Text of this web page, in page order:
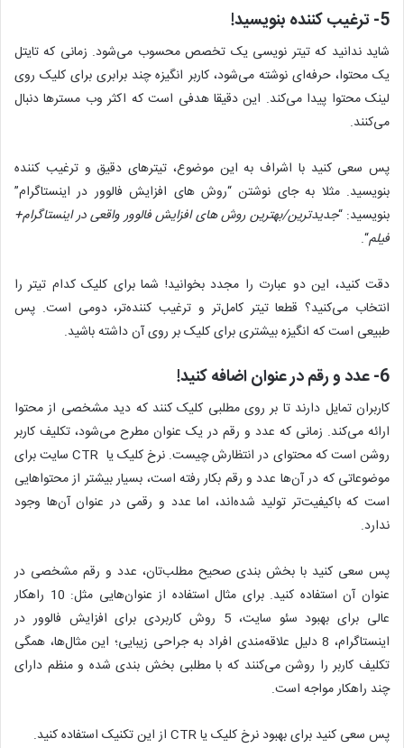
5- ترغیب کننده بنویسید!
شاید ندانید که تیتر نویسی یک تخصص محسوب می‌شود. زمانی که تایتل
یک محتوا، حرفه‌ای نوشته می‌شود، کاربر انگیزه چند برابری برای کلیک روی
لینک محتوا پیدا می‌کند. این دقیقا هدفی است که اکثر وب مسترها دنبال
می‌کنند.
پس سعی کنید با اشراف به این موضوع، تیترهای دقیق و ترغیب کننده
بنویسید. مثلا به جای نوشتن “روش های افزایش فالوور در اینستاگرام”
بنویسید: “جدیدترین/بهترین روش های افزایش فالوور واقعی در اینستاگرام+
فیلم“.
دقت کنید، این دو عبارت را مجدد بخوانید! شما برای کلیک کدام تیتر را
انتخاب می‌کنید؟ قطعا تیتر کامل‌تر و ترغیب کننده‌تر، دومی است. پس
طبیعی است که انگیزه بیشتری برای کلیک بر روی آن داشته باشید.
6- عدد و رقم در عنوان اضافه کنید!
کاربران تمایل دارند تا بر روی مطلبی کلیک کنند که دید مشخصی از محتوا
ارائه می‌کند. زمانی که عدد و رقم در یک عنوان مطرح می‌شود، تکلیف کاربر
روشن است که محتوای در انتظارش چیست. نرخ کلیک یا CTR سایت برای
موضوعاتی که در آن‌ها عدد و رقم بکار رفته است، بسیار بیشتر از محتواهایی
است که باکیفیت‌تر تولید شده‌اند، اما عدد و رقمی در عنوان آن‌ها وجود
ندارد.
پس سعی کنید با بخش بندی صحیح مطلب‌تان، عدد و رقم مشخصی در
عنوان آن استفاده کنید. برای مثال استفاده از عنوان‌هایی مثل: 10 راهکار
عالی برای بهبود سئو سایت، 5 روش کاربردی برای افزایش فالوور در
اینستاگرام، 8 دلیل علاقه‌مندی افراد به جراحی زیبایی؛ این مثال‌ها، همگی
تکلیف کاربر را روشن می‌کنند که با مطلبی بخش بندی شده و منظم دارای
چند راهکار مواجه است.
پس سعی کنید برای بهبود نرخ کلیک یا CTR از این تکنیک استفاده کنید.